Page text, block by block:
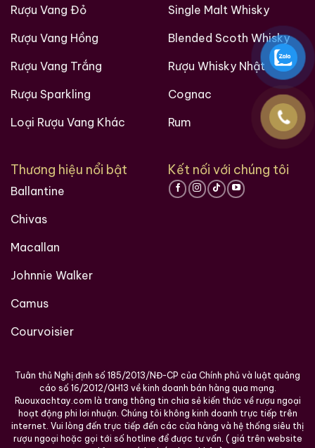
Tại sao tin tưởng ruouxachtay.com?
Ruouxachtay.com
là trang web nói về rượu ngoại:
rượu whisky, rượu brandy, rượu rum,… Cho dù bạn
muốn biết về nguồn gốc của một loại rượu whisky cụ
thể, hoặc hương vị và lịch sử đi kèm với nó, trang web
Trang web này rất hữu ích khi bạn không biết nhiều về
những gì học hỏi được trong hơn 10 năm trong lĩnh vực
này. Bạn sẽ tìm thấy lịch sử nguồn gốc các loại rượu
ngoại, những mẫu rượu quý hiếm, cách thưởng thức
cửa hàng rượu ngoại uy tín và còn nhiều điều thú vị
này!
Trăm Nghe Không Bằng Một Thấy
Rượu Vang Đỏ
Rượu Vang Hồng
Rượu Vang Trắng
Rượu Sparkling
Loại Rượu Vang Khác
Single Malt Whisky
Blended Scoth Whisky
Rượu Whisky Nhật
Cognac
Rum
Thương hiệu nổi bật
Ballantine
Chivas
Macallan
Johnnie Walker
Camus
Courvoisier
Kết nối với chúng tôi
Tuân thủ Nghị định số 185/2013/NĐ-CP của Chính phủ và luật quảng
cáo số 16/2012/QH13 về kinh doanh bán hàng qua mạng.
Ruouxachtay.com là trang thông tin chia sẻ kiến thức về rượu ngoại
hoạt động phi lơi nhuận. Chúng tôi không kinh doanh trực tiếp trên
internet. Vui lòng đến trực tiếp đến các cửa hàng và hệ thống siêu thị
rượu ngoại hoặc gọi tới số hotline để được tư vấn. ( giá trên website